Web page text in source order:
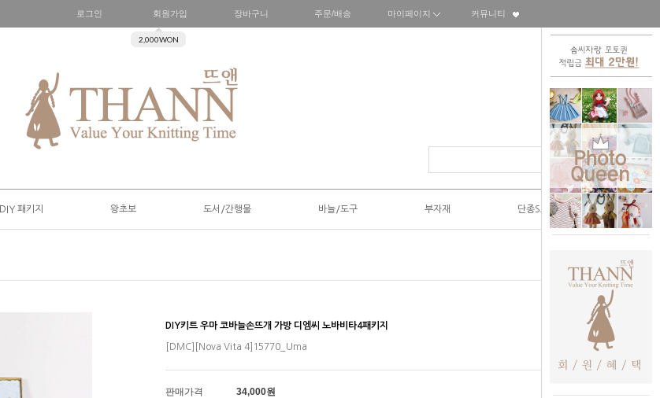
로그인 회원가입
2,000WON
장바구니 주문/배송 마이페이지 커뮤니티
DIY 패키지 왕초보 도서/간행물 바늘/도구 부자재 단종SALE50%
DIY키트 우마 코바늘손뜨개 가방 디엠씨 노바비타4패키지
[DMC][Nova Vita 4]15770_Uma
판매가격 34,000원